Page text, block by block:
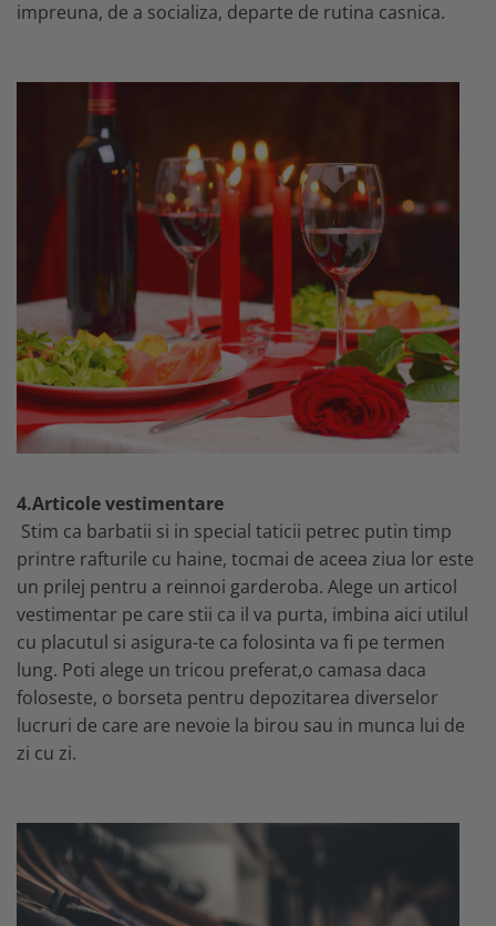
impreuna, de a socializa, departe de rutina casnica.
4.Articole vestimentare
Stim ca barbatii si in special taticii petrec putin timp
printre rafturile cu haine, tocmai de aceea ziua lor este
un prilej pentru a reinnoi garderoba. Alege un articol
vestimentar pe care stii ca il va purta, imbina aici utilul
cu placutul si asigura-te ca folosinta va fi pe termen
lung. Poti alege un tricou preferat,o camasa daca
foloseste, o borseta pentru depozitarea diverselor
lucruri de care are nevoie la birou sau in munca lui de
zi cu zi.